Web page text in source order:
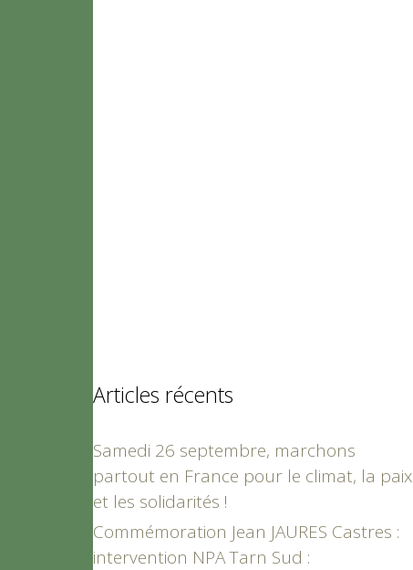
Articles récents
Samedi 26 septembre, marchons
partout en France pour le climat, la paix
et les solidarités !
Commémoration Jean JAURES Castres :
intervention NPA Tarn Sud :